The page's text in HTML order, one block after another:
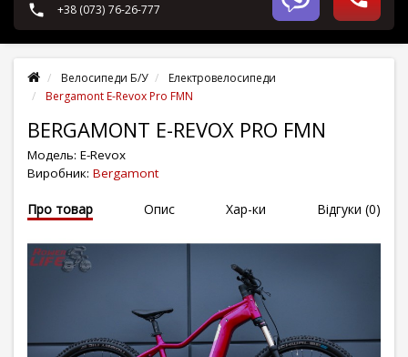
+38 (073) 76-26-777
Велосипеди Б/У
Електровелосипеди
Bergamont E-Revox Pro FMN
BERGAMONT E-REVOX PRO FMN
Модель: E-Revox
Виробник: Bergamont
Про товар Опис Хар-ки Відгуки (0)